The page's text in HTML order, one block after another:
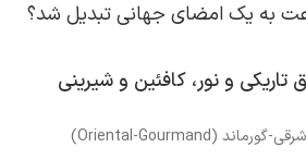
به یک امضای جهانی تبدیل شد؟
تاریکی و نور، کافئین و شیرینی
بلک اوپیوم در گروه بویایی شرقی-گورماند (Oriental-Gourmand)